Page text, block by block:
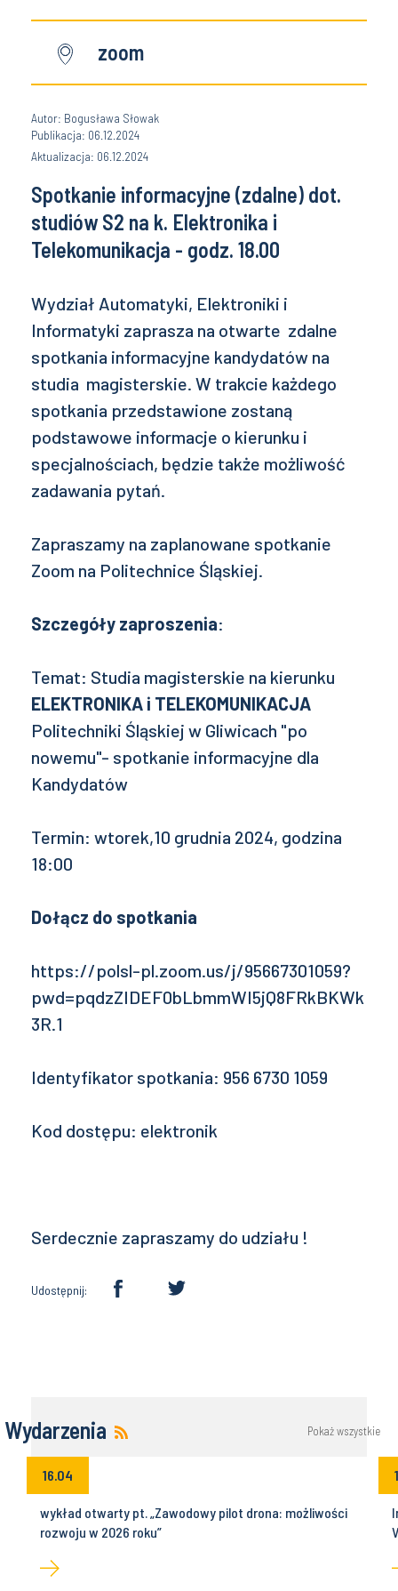
zoom
Autor: Bogusława Słowak
Publikacja: 06.12.2024
Aktualizacja: 06.12.2024
Spotkanie informacyjne (zdalne) dot.
studiów S2 na k. Elektronika i
Telekomunikacja - godz. 18.00
Wydział Automatyki, Elektroniki i
Informatyki zaprasza na otwarte zdalne
spotkania informacyjne kandydatów na
studia magisterskie. W trakcie każdego
spotkania przedstawione zostaną
podstawowe informacje o kierunku i
specjalnościach, będzie także możliwość
zadawania pytań.
Zapraszamy na zaplanowane spotkanie
Zoom na Politechnice Śląskiej.
Szczegóły zaproszenia:
Temat: Studia magisterskie na kierunku
ELEKTRONIKA i TELEKOMUNIKACJA
Politechniki Śląskiej w Gliwicach "po
nowemu"- spotkanie informacyjne dla
Kandydatów
Termin: wtorek,10 grudnia 2024, godzina
18:00
Dołącz do spotkania
https://polsl-pl.zoom.us/j/95667301059?
pwd=pqdzZIDEF0bLbmmWI5jQ8FRkBKWk
3R.1
Identyfikator spotkania: 956 6730 1059
Kod dostępu: elektronik
Serdecznie zapraszamy do udziału !
Udostępnij:
Wydarzenia Pokaż wszystkie
16.04
wykład otwarty pt. „Zawodowy pilot drona: możliwości
rozwoju w 2026 roku”